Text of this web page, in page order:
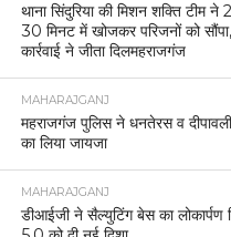
थाना सिंदुरिया की मिशन शक्ति टीम ने
30 मिनट में खोजकर परिजनों को
कार्रवाई ने जीता दिलमहराजगंज
MAHARAJGANJ
महराजगंज पुलिस ने धनतेरस व दीपावली
का लिया जायजा
MAHARAJGANJ
डीआईजी ने सैल्युटिंग बेस का लोकार्पण